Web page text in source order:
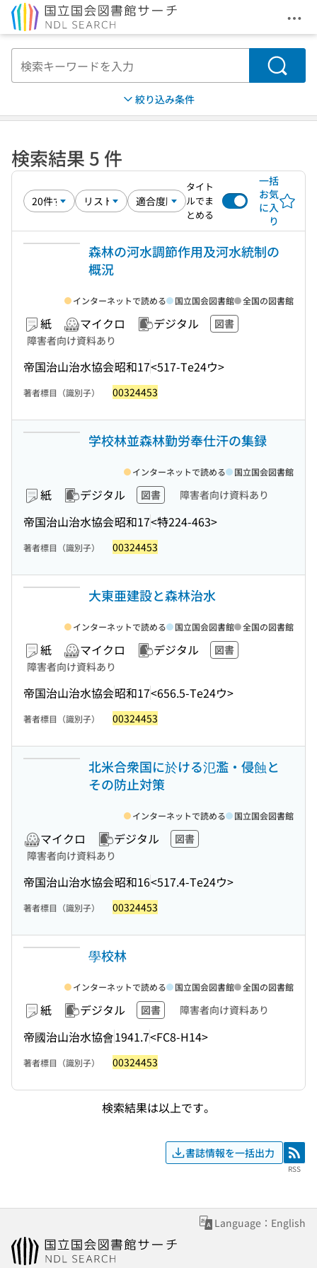
メ
検索
絞り込み条件
検索結果 5 件
タイト
ルでま
とめる
一括
お気
に入
り
森林の河水調節作用及河水統制の
概況
紙 マイクロ デジタル
図書
障害者向け資料あり
帝国治山治水協会昭和17<517-Te24ウ>
インターネットで読める 国立国会図書館 全国の図書館
著者標目（識別子） 00324453
学校林並森林勤労奉仕汗の集録
紙 デジタル 図書 障害者向け資料あり
帝国治山治水協会昭和17<特224-463>
インターネットで読める 国立国会図書館
著者標目（識別子） 00324453
大東亜建設と森林治水
紙 マイクロ デジタル
図書
障害者向け資料あり
帝国治山治水協会昭和17<656.5-Te24ウ>
インターネットで読める 国立国会図書館 全国の図書館
著者標目（識別子） 00324453
北米合衆国に於ける氾濫・侵蝕と
その防止対策
マイクロ デジタル
図書
障害者向け資料あり
帝国治山治水協会昭和16<517.4-Te24ウ>
インターネットで読める 国立国会図書館
著者標目（識別子） 00324453
學校林
紙 デジタル 図書 障害者向け資料あり
帝國治山治水協會1941.7<FC8-H14>
インターネットで読める 国立国会図書館 全国の図書館
著者標目（識別子） 00324453
検索結果は以上です。
書誌情報を一括出力 RSS
RSS
Language：English